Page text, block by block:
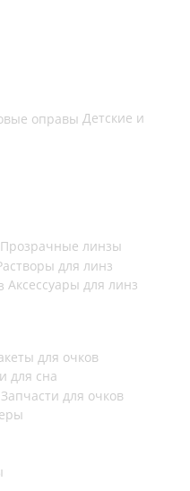
Детские и
Прозрачные линзы
для линз
Аксессуары для линз
для очков
для сна
Запчасти для очков